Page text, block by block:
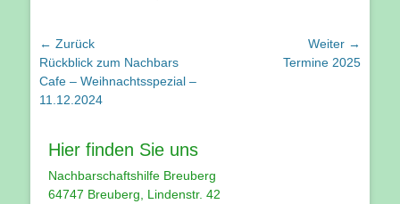
Beitragsnavigation
← Zurück
Vorhergehender
Beitrag:
Rückblick zum Nachbars
Cafe – Weihnachtsspezial –
11.12.2024
Weiter →
Termine 2025
Hier finden Sie uns
Nachbarschaftshilfe Breuberg
64747 Breuberg, Lindenstr. 42